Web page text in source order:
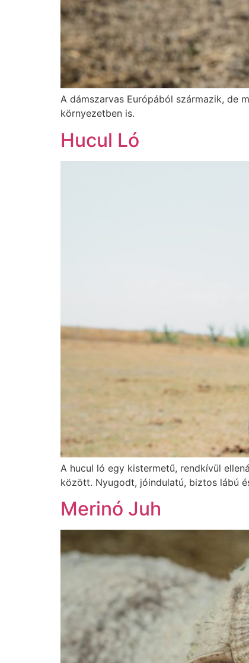
A dámszarvas Európából származik, de
környezetben is.
Hucul Ló
A hucul ló egy kistermetű, rendkívül
között. Nyugodt, jóindulatú, biztos lábú
Merinó Juh